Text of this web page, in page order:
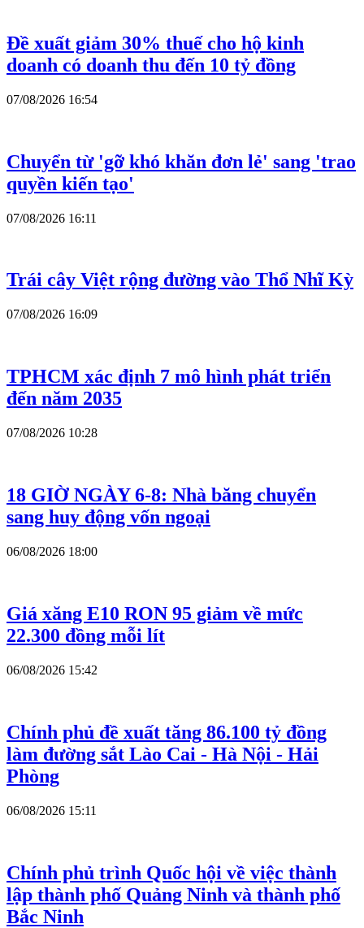
Đề xuất giảm 30% thuế cho hộ kinh
doanh có doanh thu đến 10 tỷ đồng
07/08/2026 16:54
Chuyển từ 'gỡ khó khăn đơn lẻ' sang 'trao
quyền kiến tạo'
07/08/2026 16:11
Trái cây Việt rộng đường vào Thổ Nhĩ Kỳ
07/08/2026 16:09
TPHCM xác định 7 mô hình phát triển
đến năm 2035
07/08/2026 10:28
18 GIỜ NGÀY 6-8: Nhà băng chuyển
sang huy động vốn ngoại
06/08/2026 18:00
Giá xăng E10 RON 95 giảm về mức
22.300 đồng mỗi lít
06/08/2026 15:42
Chính phủ đề xuất tăng 86.100 tỷ đồng
làm đường sắt Lào Cai - Hà Nội - Hải
Phòng
06/08/2026 15:11
Chính phủ trình Quốc hội về việc thành
lập thành phố Quảng Ninh và thành phố
Bắc Ninh